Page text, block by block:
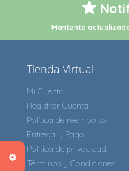
Mantente
Tienda Virtual
Mi Cuenta
Registrar Cuenta
Política de reembolso
Entrega y Pago
Política de privacidad
Términos y Condiciones